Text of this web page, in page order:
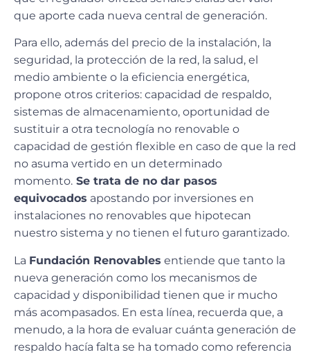
que aporte cada nueva central de generación.
Para ello, además del precio de la instalación, la
seguridad, la protección de la red, la salud, el
medio ambiente o la eficiencia energética,
propone otros criterios: capacidad de respaldo,
sistemas de almacenamiento, oportunidad de
sustituir a otra tecnología no renovable o
capacidad de gestión flexible en caso de que la red
no asuma vertido en un determinado
momento. Se trata de no dar pasos
equivocados apostando por inversiones en
instalaciones no renovables que hipotecan
nuestro sistema y no tienen el futuro garantizado.
La Fundación Renovables entiende que tanto la
nueva generación como los mecanismos de
capacidad y disponibilidad tienen que ir mucho
más acompasados. En esta línea, recuerda que, a
menudo, a la hora de evaluar cuánta generación de
respaldo hacía falta se ha tomado como referencia